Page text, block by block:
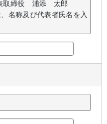
取締役 浦添 太郎
名称及び代表者氏名を入